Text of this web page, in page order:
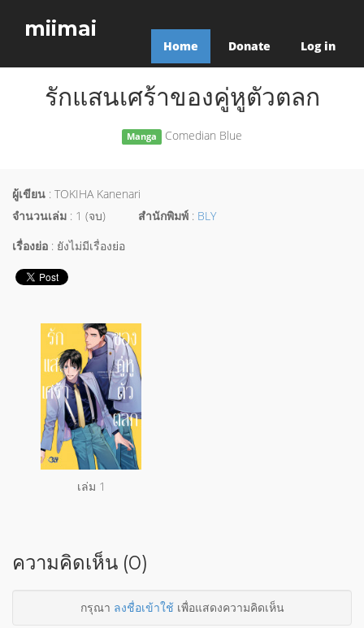
miimai
Home Donate Log in
รักแสนเศร้าของคู่หูตัวตลก
Manga Comedian Blue
ผู้เขียน : TOKIHA Kanenari
จำนวนเล่ม : 1 (จบ) สำนักพิมพ์ : BLY
เรื่องย่อ : ยังไม่มีเรื่องย่อ
เล่ม 1
ความคิดเห็น (0)
กรุณา ลงชื่อเข้าใช้เพื่อแสดงความคิดเห็น